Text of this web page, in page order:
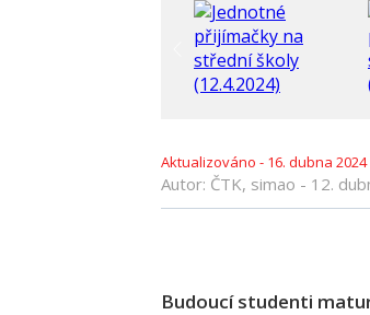
Aktualizováno - 16. dubna 2024
Autor: ČTK, simao - 12.
Budoucí studenti